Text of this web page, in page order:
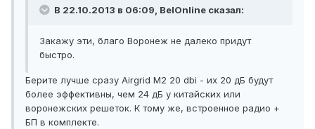
В 22.10.2013 в 06:09, BelOnline сказал:
Закажу эти, благо Воронеж не далеко придут
быстро.
Берите лучше сразу Airgrid M2 20 dbi - их 20 дБ будут
более эффективны, чем 24 дБ у китайских или
воронежских решеток. К тому же, встроенное радио +
БП в комплекте.